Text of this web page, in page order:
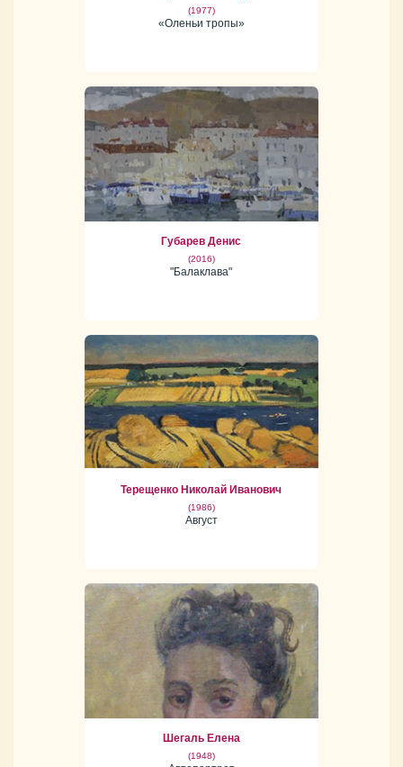
(1977)
«Оленьи тропы»
Губарев Денис
(2016)
"Балаклава"
Терещенко Николай Иванович
(1986)
Август
Шегаль Елена
(1948)